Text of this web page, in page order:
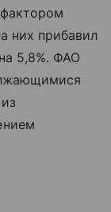
них прибавил
5,8%. ФАО